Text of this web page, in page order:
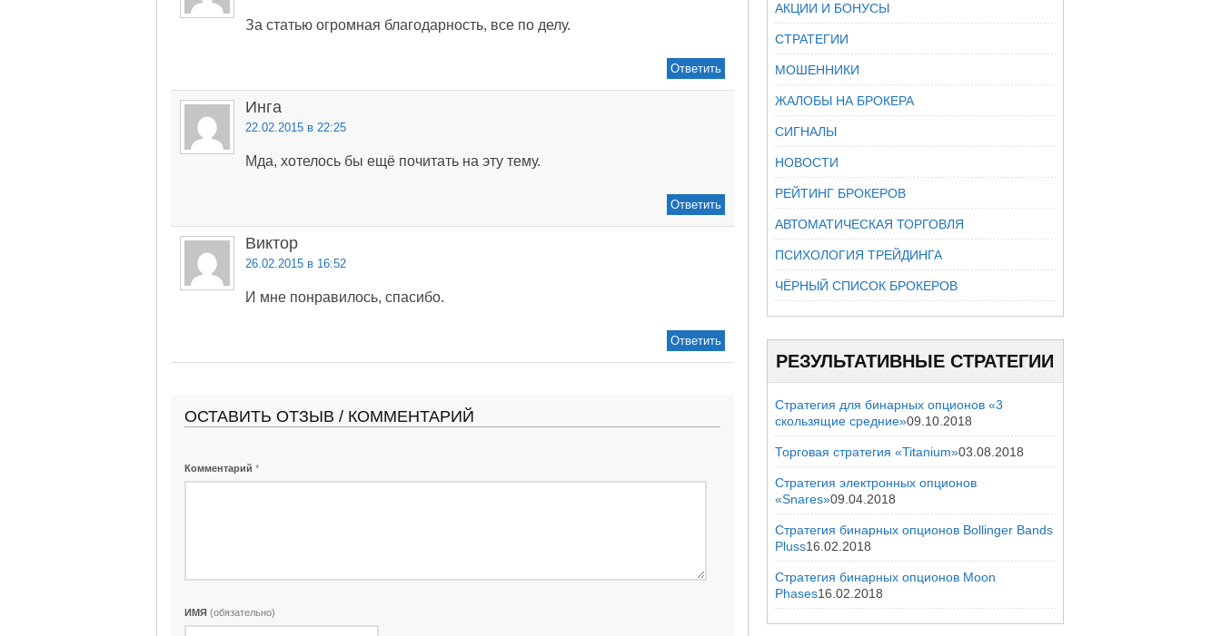
За статью огромная благодарность, все по делу.
Ответить
Инга
22.02.2015 в 22:25
Мда, хотелось бы ещё почитать на эту тему.
Ответить
Виктор
26.02.2015 в 16:52
И мне понравилось, спасибо.
Ответить
ОСТАВИТЬ ОТЗЫВ / КОММЕНТАРИЙ
Комментарий *
ИМЯ (обязательно)
АКЦИИ И БОНУСЫ
СТРАТЕГИИ
МОШЕННИКИ
ЖАЛОБЫ НА БРОКЕРА
СИГНАЛЫ
НОВОСТИ
РЕЙТИНГ БРОКЕРОВ
АВТОМАТИЧЕСКАЯ ТОРГОВЛЯ
ПСИХОЛОГИЯ ТРЕЙДИНГА
ЧЁРНЫЙ СПИСОК БРОКЕРОВ
РЕЗУЛЬТАТИВНЫЕ СТРАТЕГИИ
Стратегия для бинарных опционов «3
скользящие средние»09.10.2018
Торговая стратегия «Titanium»03.08.2018
Стратегия электронных опционов
«Snares»09.04.2018
Стратегия бинарных опционов Bollinger Bands
Pluss16.02.2018
Стратегия бинарных опционов Moon
Phases16.02.2018